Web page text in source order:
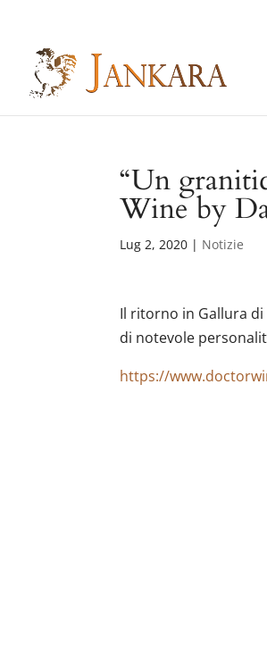
content
“Un
Wine by
Lug 2, 2020 | Notizie
Il ritorno in Gallura di
di notevole
https://